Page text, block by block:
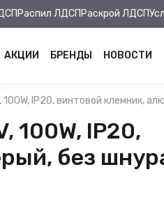
Распил ЛДСП Раскрой ЛДСП
АКЦИИ БРЕНДЫ НОВОСТИ
100W, IP20, винтовой клемник,
100W, IP20,
без